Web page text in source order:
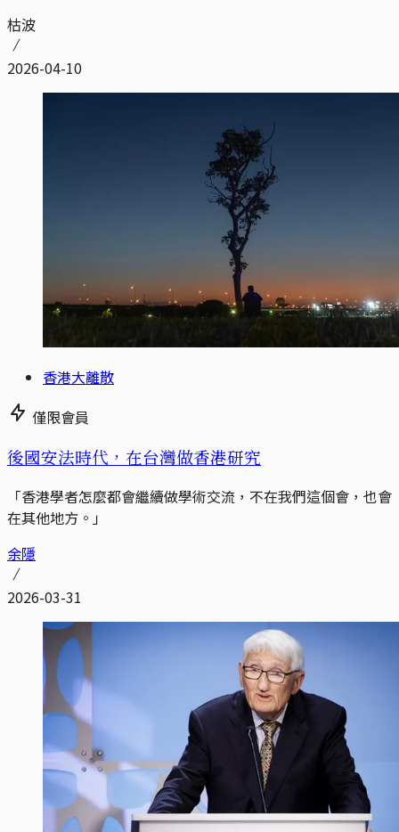
枯波
2026-04-10
香港大離散
僅限會員
後國安法時代，在台灣做香港研究
「香港學者怎麼都會繼續做學術交流，不在我們這個會，也會
在其他地方。」
余隱
2026-03-31